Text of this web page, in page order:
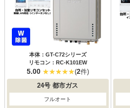
本体：GT-C72シリーズ
リモコン：RC-K101EW
5.00 (2件)
24号 都市ガス
フルオート